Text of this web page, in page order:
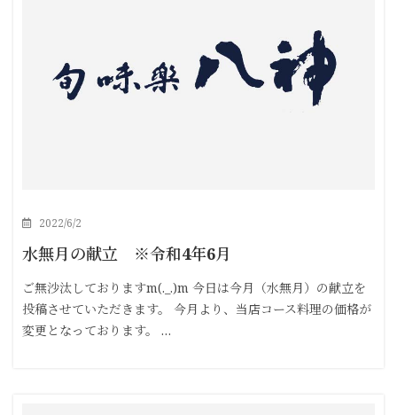
2022/6/2
水無月の献立 ※令和4年6月
ご無沙汰しておりますm(._.)m 今日は今月（水無月）の献立を
投稿させていただきます。 今月より、当店コース料理の価格が
変更となっております。 …